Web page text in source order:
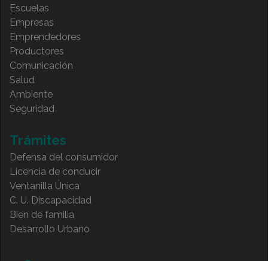
Escuelas
Empresas
Emprendedores
Productores
Comunicación
Salud
Ambiente
Seguridad
Trámites
Defensa del consumidor
Licencia de conducir
Ventanilla Única
C. U. Discapacidad
Bien de familia
Desarrollo Urbano